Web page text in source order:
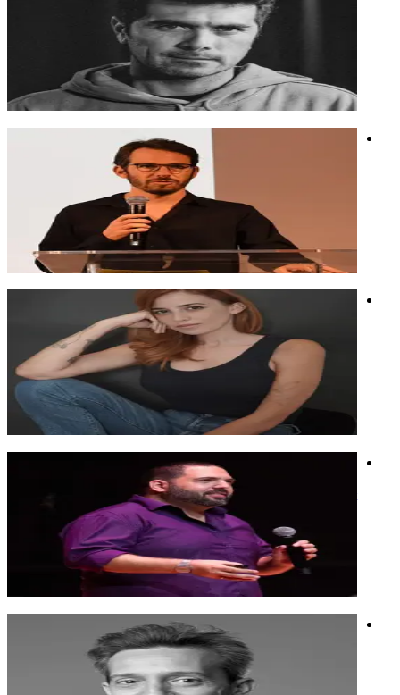
יזם מדיה. חי ונושם תקשורת. סקרן, ביקורתי, מנסה כל יום לחשוב
אחרת מכולם ולנצל את העוצמות של עולם המדיה.
יזם מדיה. חי ונושם תקשורת. סקרן, ביקורתי, מנסה כל יום לחשוב
אחרת מכולם ולנצל את העוצמות של עולם המדיה.
אקטיביזם
בינה מלאכותיתשביעי באוקטובר
במקור איש קריאייטיב מהעולם האנלוגי. היום - אובססיבי לאיך
סוחטים מהבינה שדרוג לעבודה היומיומית של כולנו.
במקור איש קריאייטיב מהעולם האנלוגי. היום - אובססיבי לאיך
סוחטים מהבינה שדרוג לעבודה היומיומית של כולנו.
הטמעת AI בארגון
פיתוח עובדים ומנהלים יצירתיות וחדשנות
אמנית בינה מלאכותית, מרצה על עתיד היצירתיות, חוקרת את
המפגש בין אמנות וטכנולוגיה.
אמנית בינה מלאכותית, מרצה על עתיד היצירתיות, חוקרת את
המפגש בין אמנות וטכנולוגיה.
מידג'רני
בינה מלאכותית
AI Stategy and Change management, מרצה עם ניסיון עצום
בהכשרות והטמעות של בינה מלאכותית לכל סוגי הארגונים.
AI Stategy and Change management, מרצה עם ניסיון עצום
בהכשרות והטמעות של בינה מלאכותית לכל סוגי הארגונים.
חשיבה יצירתית
מוזיקאי, מוביל חדשנות ואמן בינה מלאכותית. מרצה מבוקש בארץ